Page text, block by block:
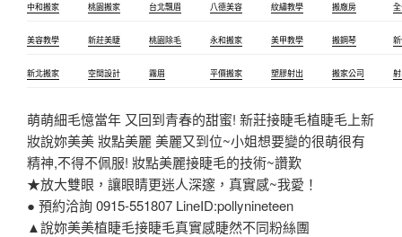
中和搬家 桃園搬家 台北飄眉 八德美容 紋繡教學 搬廠房
美容教學 新莊美睫 桃園除毛 永和搬家 美甲教學 搬鋼琴
新北搬家 空間設計 霧眉 平價搬家 塑膠射出 搬家公司
萌萌細毛憶當年 又回到青春的甜蜜! 新莊接睫毛植睫毛上新
妝說妳美美 妝點美麗 美麗又到位~小姐想要變的很萌很有
精神,不得不佩服! 妝點美麗接睫毛的技術~讚歎
★放大雙眼，讓眼睛更迷人深邃，真實感~我愛！
● 預約洽詢 0915-551807 LineID:pollynineteen
▲說妳美美植睫毛接睫毛真實感睫然不同粉絲團